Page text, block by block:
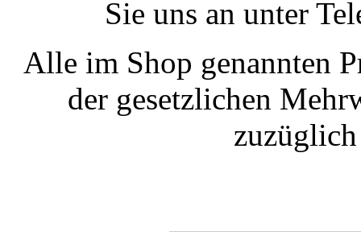
Sie uns an unter
Alle im Shop genannten
der gesetzlichen